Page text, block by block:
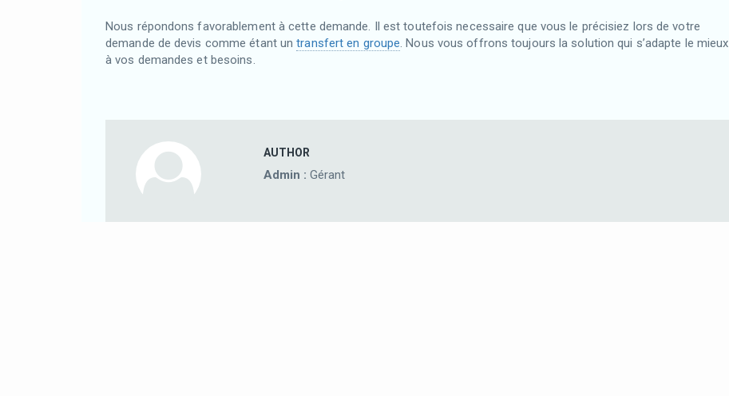
Nous répondons favorablement à cette demande. Il est toutefois necessaire que vous le précisiez lors de votre
demande de devis comme étant untransfert en groupe. Nous vous offrons toujours la solution qui s’adapte le mieux
à vos demandes et besoins.
AUTHOR
Admin : Gérant